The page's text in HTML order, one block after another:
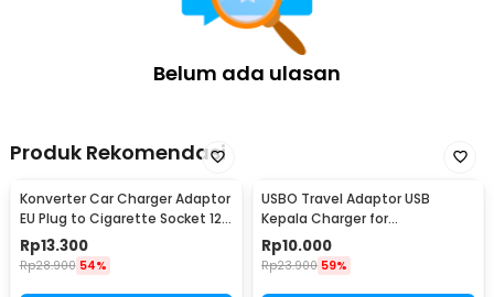
Belum ada ulasan
Produk Rekomendasi
Konverter Car Charger Adaptor
EU Plug to Cigarette Socket 12V
500mA - KYA109
Rp13.300
Rp28.900 54%
USBO Travel Adaptor USB
Kepala Charger for
Smartphone 5V 2A - U90EWE
Rp10.000
Rp23.900 59%